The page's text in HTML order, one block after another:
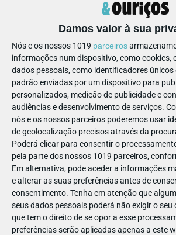
Damos valor à sua
Nós e os nossos 1019 parceiros
informações num dispositivo, como cookies,
dados pessoais, como identificadores
padrão enviadas por um dispositivo para
personalizados, medição de publicidade e
audiências e desenvolvimento de serviços.
nós e os nossos parceiros poderemos usar
de geolocalização precisos através da
Poderá clicar para consentir o
pela parte dos nossos 1019 parceiros,
Em alternativa, pode aceder a informações
e alterar as suas preferências antes de
consentimento. Tenha em atenção que
seus dados pessoais poderá não exigir o
que tem o direito de se opor a esse
preferências serão aplicadas apenas a este